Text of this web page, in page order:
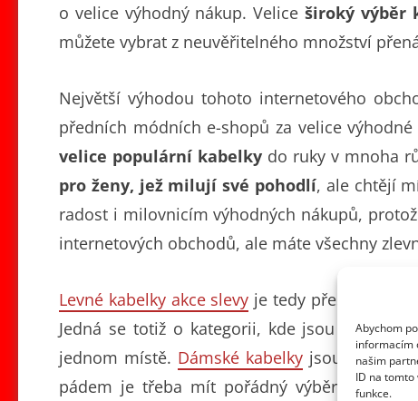
Abychom
informacím
našim
ID na
funkce.
o velice výhodný nákup. Veliceširoký výběr
můžete vybrat z neuvěřitelného množství
Největší výhodou tohoto internetového
předních módních e-shopů za velice
velice populární kabelky do ruky v mnoha
pro ženy, jež milují své pohodlí, ale chtějí
radost i milovnicím výhodných nákupů,
internetových obchodů, ale máte všechny
Levné kabelky akce slevy je tedy přesně to
Jedná se totiž o kategorii, kde jsou
jednom místě. Dámské kabelkyjsou totiž
pádem je třeba mít pořádný výběr. Na